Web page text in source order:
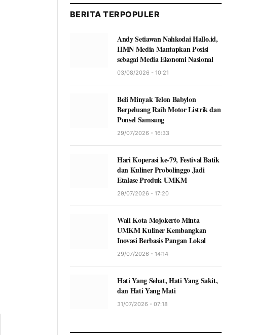
BERITA TERPOPULER
Andy Setiawan Nahkodai Hallo.id,
HMN Media Mantapkan Posisi
sebagai Media Ekonomi Nasional
03/08/2026 - 10:21
Beli Minyak Telon Babylon
Berpeluang Raih Motor Listrik dan
Ponsel Samsung
29/07/2026 - 16:33
Hari Koperasi ke-79, Festival Batik
dan Kuliner Probolinggo Jadi
Etalase Produk UMKM
29/07/2026 - 17:20
Wali Kota Mojokerto Minta
UMKM Kuliner Kembangkan
Inovasi Berbasis Pangan Lokal
29/07/2026 - 14:14
Hati Yang Sehat, Hati Yang Sakit,
dan Hati Yang Mati
31/07/2026 - 07:18